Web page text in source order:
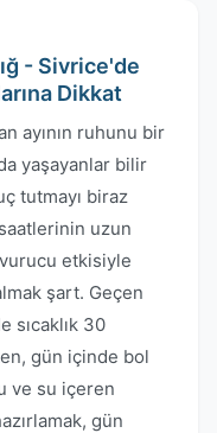
- Sivrice'de
Dikkat
ayının ruhunu bir
yaşayanlar bilir
tutmayı biraz
uzun
etkisiyle
şart. Geçen
sıcaklık 30
gün içinde bol
ve su içeren
gün